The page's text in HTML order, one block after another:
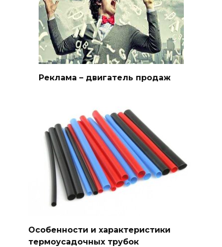
Реклама – двигатель продаж
Особенности и характеристики
термоусадочных трубок